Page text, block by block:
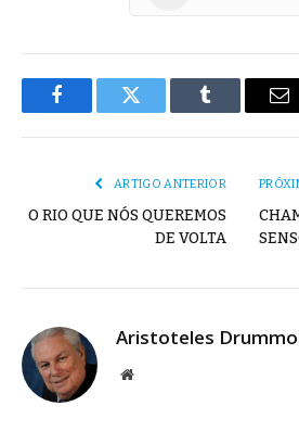
FacebookTwitter Tumblr
E-
ARTIGO ANTERIOR
O RIO QUE NÓS QUEREMOS
DE VOLTA
Aristoteles
Site